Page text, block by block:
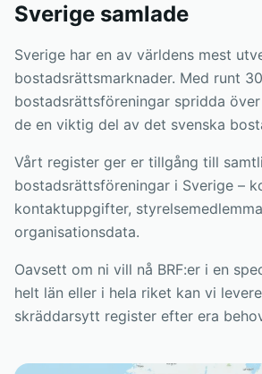
Sverige samlade
Sverige har en av världens mest
bostadsrättsmarknader. Med runt
bostadsrättsföreningar spridda
de en viktig del av det svenska
Vårt register ger er tillgång till
bostadsrättsföreningar i Sverige –
kontaktuppgifter,
organisationsdata.
Oavsett om ni vill nå BRF:er i en
helt län eller i hela riket kan vi
skräddarsytt register efter era